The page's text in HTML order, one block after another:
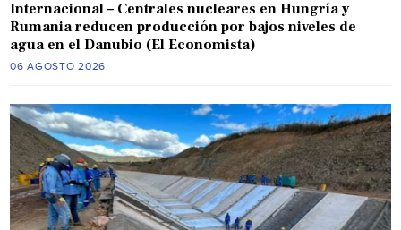
Internacional – Centrales nucleares en Hungría y
Rumania reducen producción por bajos niveles de
agua en el Danubio (El Economista)
06 AGOSTO 2026